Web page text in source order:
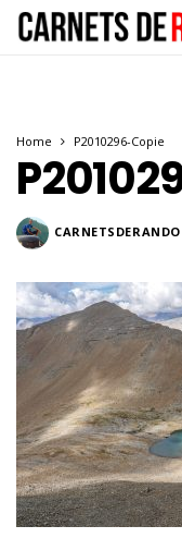
Home P2010296-Copie
CARNETSDERANDO